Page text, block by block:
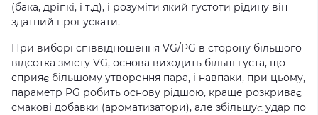
(бака, дріпкі, і т.д), і розуміти який густоти рідину він
здатний пропускати.
При виборі співвідношення VG/PG в сторону більшого
відсотка змісту VG, основа виходить більш густа, що
сприяє більшому утворення пара, і навпаки, при цьому,
параметр PG робить основу рідшою, краще розкриває
смакові добавки (ароматизатори), але збільшує удар по